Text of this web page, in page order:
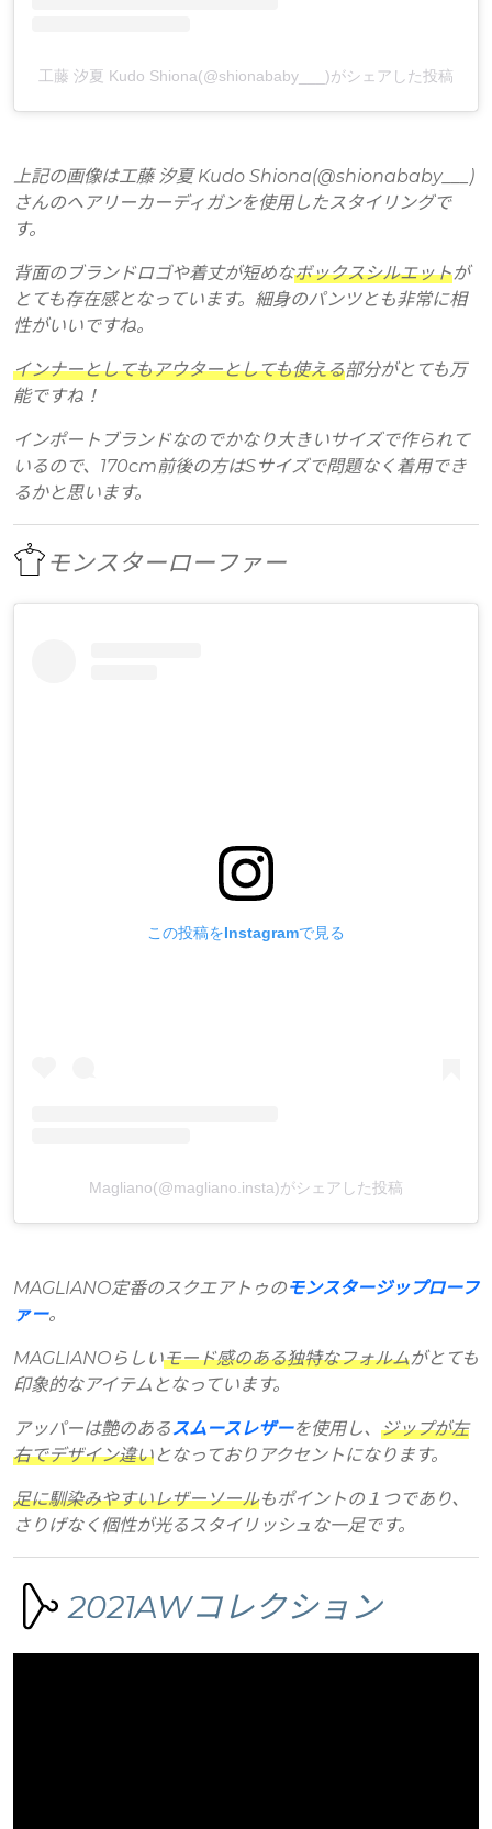
工藤 汐夏 Kudo Shiona(@shionababy___)がシェアした投稿
上記の画像は工藤 汐夏 Kudo Shiona(@shionababy___)
さんのヘアリーカーディガンを使用したスタイリングで
す。
背面のブランドロゴや着丈が短めなボックスシルエットが
とても存在感となっています。細身のパンツとも非常に相
性がいいですね。
インナーとしてもアウターとしても使える部分がとても万
能ですね！
インポートブランドなのでかなり大きいサイズで作られて
いるので、170cm前後の方はSサイズで問題なく着用でき
るかと思います。
モンスターローファー
この投稿をInstagramで見る
Magliano(@magliano.insta)がシェアした投稿
MAGLIANO定番のスクエアトゥのモンスタージップローフ
ァー。
MAGLIANOらしいモード感のある独特なフォルムがとても
印象的なアイテムとなっています。
アッパーは艶のあるスムースレザーを使用し、 ジップが左
右でデザイン違い となっておりアクセントになります。
足に馴染みやすいレザーソールもポイントの１つであり、
さりげなく個性が光るスタイリッシュな一足です。
2021AWコレクション